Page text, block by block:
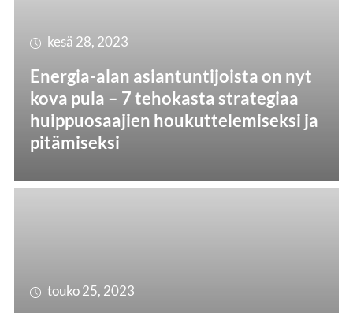
kesä 28, 2023
Energia-alan asiantuntijoista on nyt
kova pula – 7 tehokasta strategiaa
huippuosaajien houkuttelemiseksi ja
pitämiseksi
touko 25, 2023